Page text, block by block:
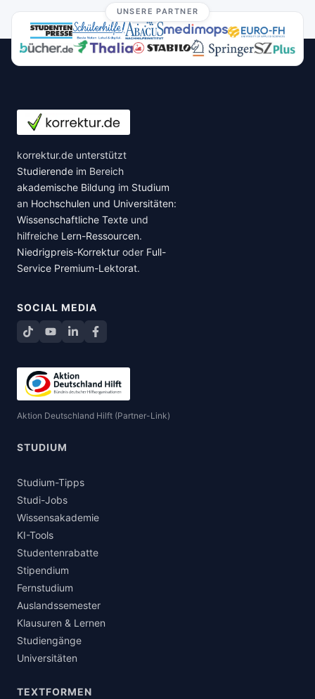
UNSERE PARTNER
korrektur.de unterstützt
Studierende im Bereich
akademische Bildung im Studium
an Hochschulen und Universitäten:
Wissenschaftliche Texte und
hilfreiche Lern-Ressourcen.
Niedrigpreis-Korrektur oder Full-
Service Premium-Lektorat.
SOCIAL MEDIA
TikTokYouTube
LinkedInFacebook teilen
Aktion Deutschland Hilft (Partner-Link)
STUDIUM
Studium-Tipps
Studi-Jobs
Wissensakademie
KI-Tools
Studentenrabatte
Stipendium
Fernstudium
Auslandssemester
Klausuren & Lernen
Studiengänge
Universitäten
TEXTFORMEN